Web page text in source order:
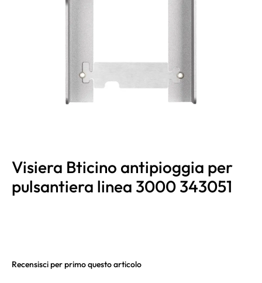
Visiera Bticino antipioggia per
pulsantiera linea 3000 343051
Recensisci per primo questo articolo